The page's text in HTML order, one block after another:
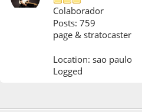
Colaborador
Posts: 759
page & stratocaster
Location: sao paulo
Logged